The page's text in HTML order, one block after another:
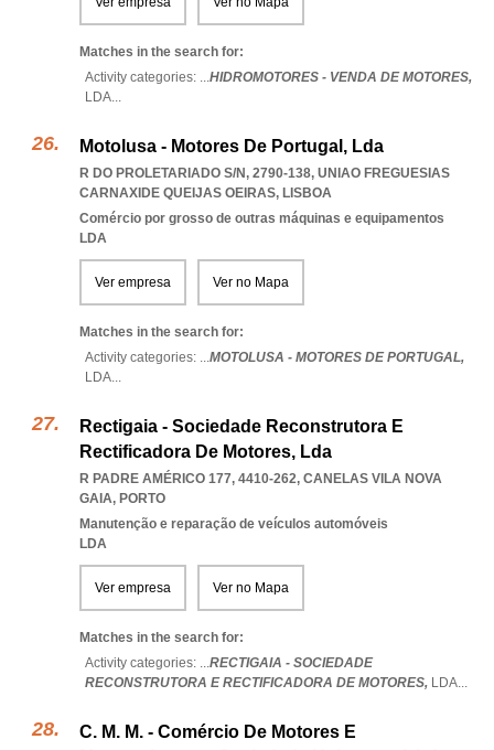
Matches in the search for:
Activity categories: ...HIDROMOTORES - VENDA DE MOTORES,
LDA...
Motolusa - Motores De Portugal, Lda
R DO PROLETARIADO S/N, 2790-138, UNIAO FREGUESIAS
CARNAXIDE QUEIJAS OEIRAS, LISBOA
Comércio por grosso de outras máquinas e equipamentos
LDA
Ver empresa Ver no Mapa
Matches in the search for:
Activity categories: ...MOTOLUSA - MOTORES DE PORTUGAL,
LDA...
Rectigaia - Sociedade Reconstrutora E
Rectificadora De Motores, Lda
R PADRE AMÉRICO 177, 4410-262, CANELAS VILA NOVA
GAIA, PORTO
Manutenção e reparação de veículos automóveis
LDA
Ver empresa Ver no Mapa
Matches in the search for:
Activity categories: ...RECTIGAIA - SOCIEDADE
RECONSTRUTORA E RECTIFICADORA DE MOTORES, LDA...
C. M. M. - Comércio De Motores E